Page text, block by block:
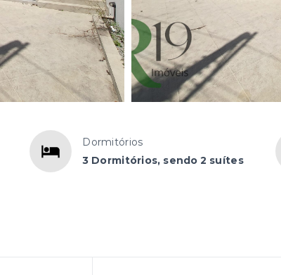
Dormitórios
3 Dormitórios, sendo 2 suítes